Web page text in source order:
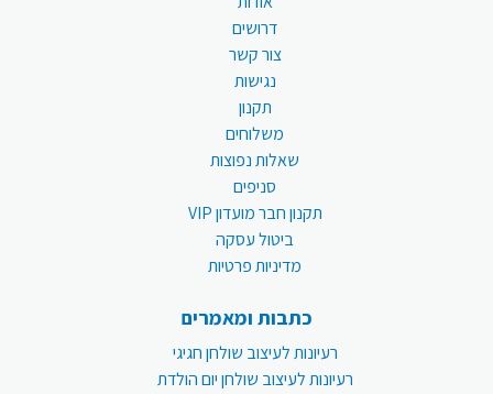
דרושים
צור קשר
נגישות
תקנון
משלוחים
שאלות נפוצות
סניפים
תקנון חבר מועדון VIP
ביטול עסקה
מדיניות פרטיות
כתבות ומאמרים
רעיונות לעיצוב שולחן חגיגי
רעיונות לעיצוב שולחן יום הולדת